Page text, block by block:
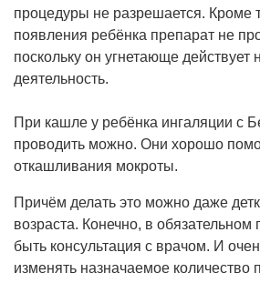
процедуры не разрешается. Кроме
появления ребёнка препарат не
поскольку он угнетающе действует
деятельность.
При кашле у ребёнка ингаляции с
проводить можно. Они хорошо
откашливания мокроты.
Причём делать это можно даже
возраста. Конечно, в обязательном
быть консультация с врачом. И
изменять назначаемое количество